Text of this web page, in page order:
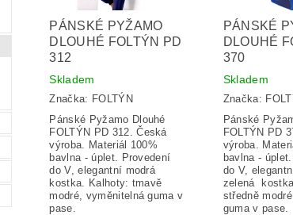
PÁNSKÉ PYŽAMO
DLOUHÉ FOLTÝN PD
312
Skladem
Značka: FOLTÝN
Pánské Pyžamo Dlouhé
FOLTÝN PD 312. Česká
výroba. Materiál 100%
bavlna - úplet. Provedení
do V, elegantní modrá
kostka. Kalhoty: tmavě
modré, vyměnitelná guma v
pase.
PÁNSKÉ
DLOUHÉ
370
Skladem
Značka:
Pánské
FOLTÝN PD
výroba.
bavlna -
do V,
zelená
středně
guma v pase.